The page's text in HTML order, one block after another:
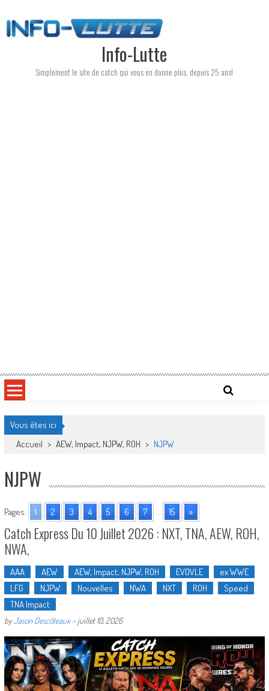
to
content
Info-Lutte
Simplement le site de catch qui vous en donne plus, depuis 25 ans!
Vous êtes ici
Accueil > AEW, Impact, NJPW, ROH > NJPW
NJPW
Pages: 1 2 3 4 5 6 7 ... 15 »
Catch Express Du 10 Juillet 2026 : NXT, TNA, AEW, ROH,
NWA,
AAA AEW AEW, Impact, NJPW, ROH EVOVLE
ex WWE
LFG
NJPW Nouvelles NWA NXT ROH
Speed
TNA Impact
byJason Descôteaux- juillet 10, 2026